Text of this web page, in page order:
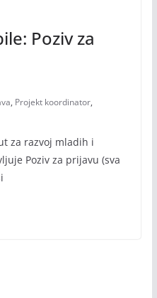
Poziv za
, Projekt koordinator,
za razvoj mladih i
Poziv za prijavu (sva